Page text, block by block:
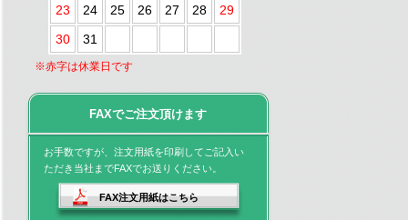
23
24 25 26 27 28
29
30
31
※赤字は休業日です
FAXでご注文頂けます
お手数ですが、注文用紙を印刷してご記入い
ただき当社までFAXでお送りください。
FAX注文用紙はこちら